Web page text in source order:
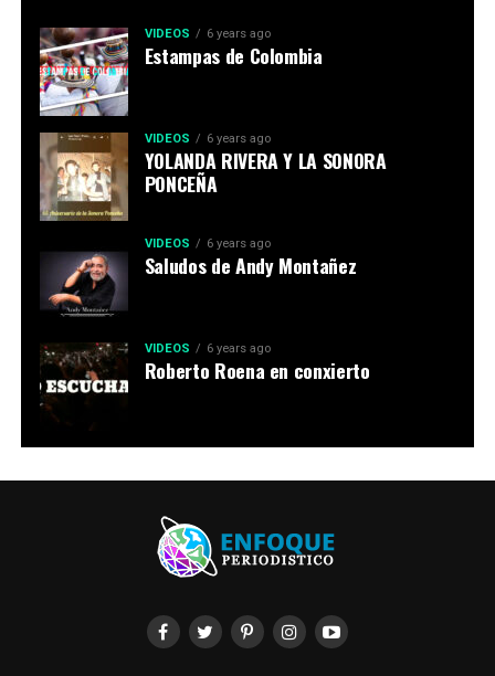
VIDEOS 6 years ago
Estampas de Colombia
VIDEOS 6 years ago
YOLANDA RIVERA Y LA SONORA
PONCEÑA
VIDEOS 6 years ago
Saludos de Andy Montañez
VIDEOS 6 years ago
Roberto Roena en conxierto